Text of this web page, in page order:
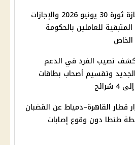
موعد إجازة ثورة 30 يونيو 2026 والإجازات
للعاملين بالحكومة
نصيب الفرد في الدعم
وتقسيم أصحاب بطاقات
قطار القاهرة–دمياط عن القضبان
طنطا دون وقوع إصابات